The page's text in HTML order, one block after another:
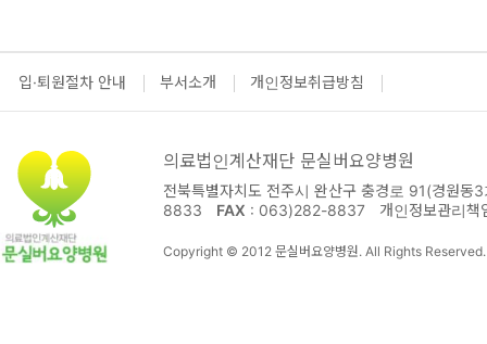
입·퇴원절차 안내 부서소개 개인정보취급방침
의료법인계산재단 문실버요양병원
전북특별자치도 전주시 완산구 충경로 91(경원동
8833
FAX : 063)282-8837 개인정보관리책
Copyright © 2012 문실버요양병원. All Rights Reserved.